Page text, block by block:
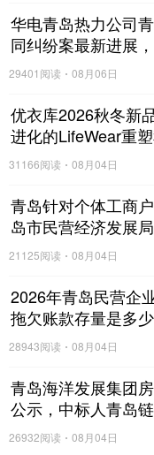
华电青岛热力公司
同纠纷案最新进展
师
29401阅读 08月06日
优衣库2026秋冬新
进化的LifeWear重
31166阅读 08月04日
青岛针对个体工商
岛市民营经济发展
21125阅读 08月04日
2026年青岛民营企
拖欠账款存量是多
展局：暂不具备对
量数据的条件
28943阅读 08月04日
青岛海洋发展集团
公示，中标人青岛
26932阅读 08月04日